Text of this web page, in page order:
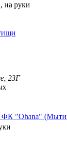
на руки
23Г
ФК "Ohana"